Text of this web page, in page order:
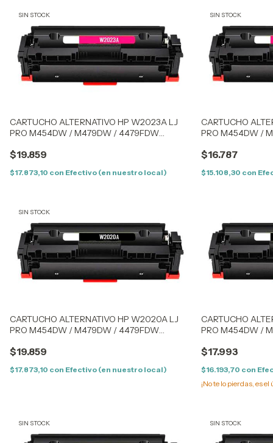
SIN STOCK
CARTUCHO ALTERNATIVO HP W2023A LJ
PRO M454DW / M479DW / 4479FDW
$19.859
$17.873,10 con Efectivo (en nuestro local)
SIN STOCK
CARTUCHO
PRO M454DW /
$16.787
$15.108,30 con
SIN STOCK
CARTUCHO ALTERNATIVO HP W2020A LJ
PRO M454DW / M479DW / 4479FDW
$19.859
$17.873,10 con Efectivo (en nuestro local)
CARTUCHO
PRO M454DW /
$17.993
$16.193,70 con
¡No te lo pierdas, es el
SIN STOCK SIN STOCK